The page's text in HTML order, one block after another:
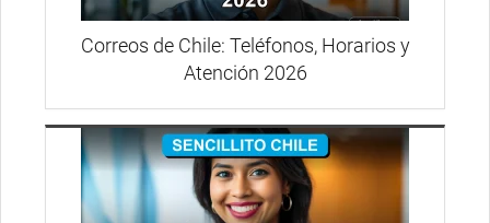
Correos de Chile: Teléfonos, Horarios y
Atención 2026